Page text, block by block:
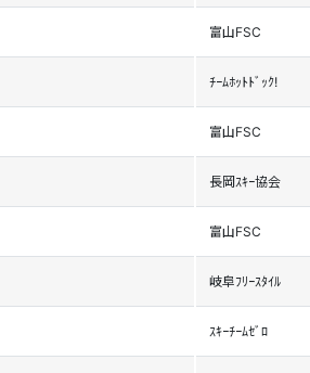
富山FSC
ﾁｰﾑﾎｯﾄﾄﾞｯｸ!
富山FSC
長岡ｽｷｰ協会
富山FSC
岐阜ﾌﾘｰｽﾀｲﾙ
ｽｷｰﾁｰﾑｾﾞﾛ